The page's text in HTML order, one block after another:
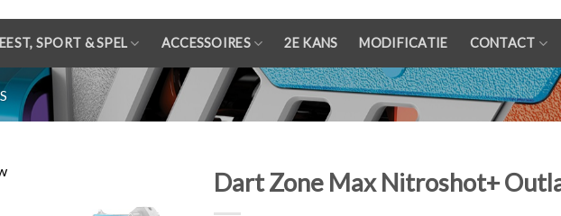
SPORT & SPEL ACCESSOIRES 2E KANS MODIFICATIE CONTACT
Dart Zone Max Nitroshot+